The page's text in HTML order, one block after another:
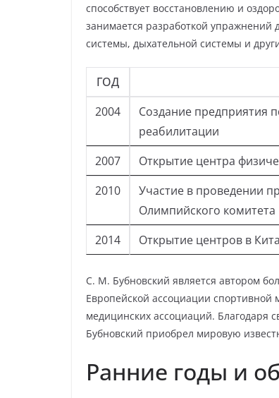
способствует восстановлению и
занимается разработкой упражнений
системы, дыхательной системы и
ГОД
2004
Создание предприятия
реабилитации
2007
Открытие центра
2010
Участие в проведении
Олимпийского комитета
2014
Открытие центров в
С. М. Бубновский является автором
Европейской ассоциации
медицинских ассоциаций. Благодаря
Бубновский приобрел мировую
Ранние годы и